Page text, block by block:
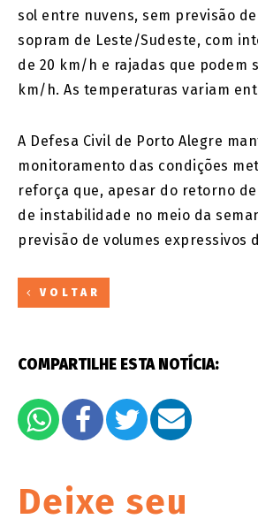
sol entre nuvens, sem previsão
sopram de Leste/Sudeste, com
de 20 km/h e rajadas que podem
km/h. As temperaturas variam
A Defesa Civil de Porto Alegre
monitoramento das condições
reforça que, apesar do retorno
de instabilidade no meio da
previsão de volumes expressivos
VOLTAR
COMPARTILHE ESTA NOTÍCIA:
Deixe seu